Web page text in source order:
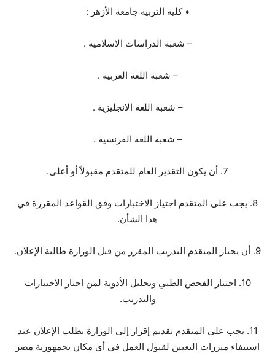
• كلية التربية جامعة الأزهر :
– شعبة الدراسات الإسلامية .
– شعبة اللغة العربية .
– شعبة اللغة الانجليزية .
– شعبة اللغة الفرنسية .
7. أن يكون التقدير العام للمتقدم مقبولاً أو أعلى.
8. يجب على المتقدم اجتياز الاختبارات وفق القواعد المقررة في
هذا الشأن.
9. أن يجتاز المتقدم التدريب المقرر من قبل الوزارة طالبة الإعلان.
10. اجتياز الفحص الطبي وتحليل الأدوية لمن اجتاز الاختبارات
والتدريب.
11. يجب على المتقدم تقديم إقرار إلى الوزارة بطلب الإعلان عند
استيفاء مبررات التعيين لقبول العمل في أي مكان بجمهورية مصر